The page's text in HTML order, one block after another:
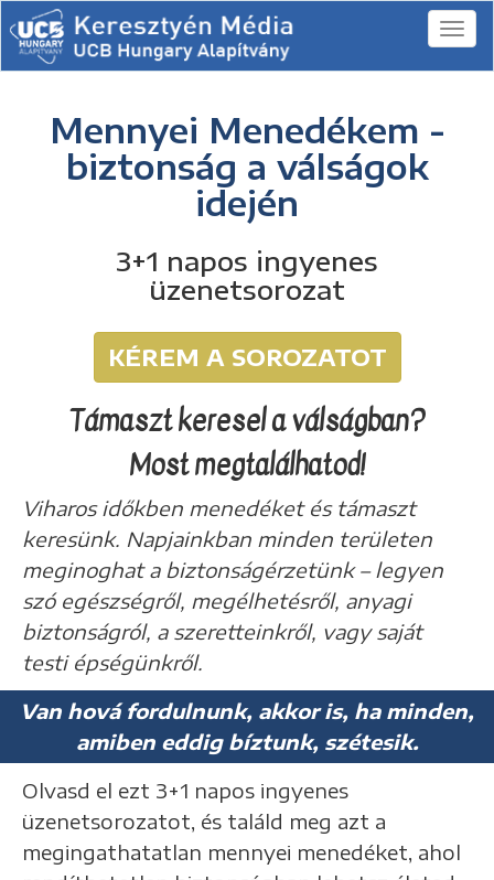
Mennyei Menedékem -
biztonság a válságok
idején
3+1 napos ingyenes
üzenetsorozat
KÉREM A SOROZATOT
Támaszt keresel a válságban?
Most megtalálhatod!
Viharos időkben menedéket és támaszt
keresünk. Napjainkban minden területen
meginoghat a biztonságérzetünk – legyen
szó egészségről, megélhetésről, anyagi
biztonságról, a szeretteinkről, vagy saját
testi épségünkről.
Van hová fordulnunk, akkor is, ha minden,
amiben eddig bíztunk, szétesik.
Olvasd el ezt 3+1 napos ingyenes
üzenetsorozatot, és találd meg azt a
megingathatatlan mennyei menedéket, ahol